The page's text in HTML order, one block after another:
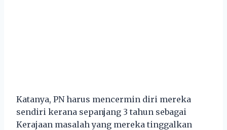
Katanya, PN harus mencermin diri mereka
sendiri kerana sepanjang 3 tahun sebagai
Kerajaan masalah yang mereka tinggalkan